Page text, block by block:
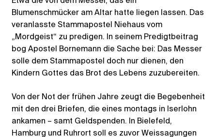
Blumenschmücker am Altar hatte liegen lassen. Das
veranlasste Stammapostel Niehaus vom
„Mordgeist“ zu predigen. In seinem Predigtbeitrag
bog Apostel Bornemann die Sache bei: Das Messer
solle dem Stammapostel doch nur dienen, den
Kindern Gottes das Brot des Lebens zuzubereiten.
Von der Not der frühen Jahre zeugt die Begebenheit
mit den drei Briefen, die eines montags in Iserlohn
ankamen – samt Geldspenden. In Bielefeld,
Hamburg und Ruhrort soll es zuvor Weissagungen